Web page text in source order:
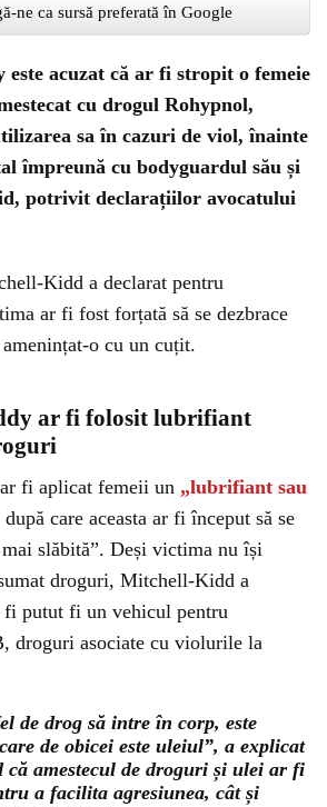
ne ca sursă preferată în Google
este acuzat că ar fi stropit o femeie
cu drogul Rohypnol,
sa în cazuri de viol, înainte
împreună cu bodyguardul său și
potrivit declarațiilor avocatului
Kidd a declarat pentru
ar fi fost forțată să se dezbrace
o cu un cuțit.
ar fi folosit lubrifiant
fi aplicat femeii un „lubrifiant sau
care aceasta ar fi început să se
slăbită”. Deși victima nu își
droguri, Mitchell-Kidd a
fi putut fi un vehicul pentru
droguri asociate cu violurile la
de drog să intre în corp, este
de obicei este uleiul”, a explicat
că amestecul de droguri și ulei ar fi
a facilita agresiunea, cât și